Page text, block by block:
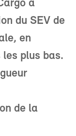
a
du SEV de
en
plus bas.
de la